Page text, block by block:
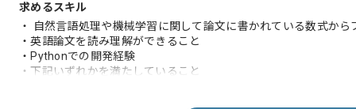
求めるスキル
・ 自然言語処理や機械学習に関して論文に書かれている数式か
・英語論文を読み理解ができること
・Pythonでの開発経験
・下記いずれかを満たしていること